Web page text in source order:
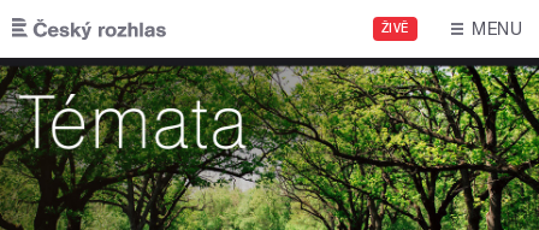
Přejít k hlavnímu obsahu
ŽIVĚ MENU